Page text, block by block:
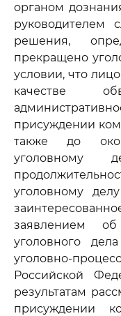
органом
руководителем
решения,
прекращено
условии, что
качестве
присуждении
также до
уголовному
заявлением об
уголовного
уголовно-
Российской
результатам
присуждении